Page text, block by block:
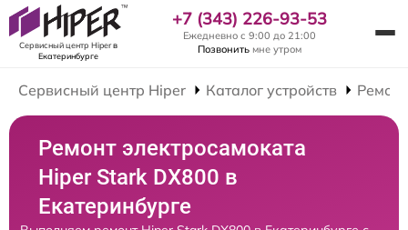
Сервисный центр Hiperв
Екатеринбурге
+7 (343) 226-93-53
Ежедневно с 9:00 до 21:00
Позвонить мне утром
Сервисный центр Hiper Каталог устройств
Ремонт электросамоката
Hiper Stark DX800 в
Екатеринбурге